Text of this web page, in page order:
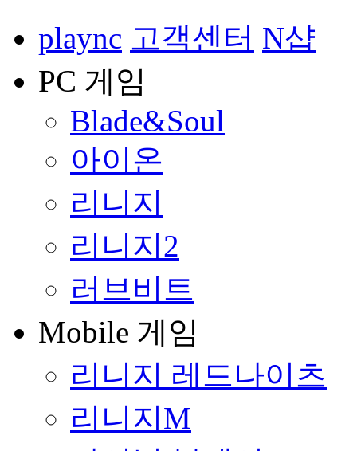
plaync 고객센터 N샵
PC 게임
Blade&Soul
아이온
리니지
리니지2
러브비트
Mobile 게임
리니지 레드나이츠
리니지M